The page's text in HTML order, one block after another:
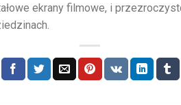
ekrany filmowe, i